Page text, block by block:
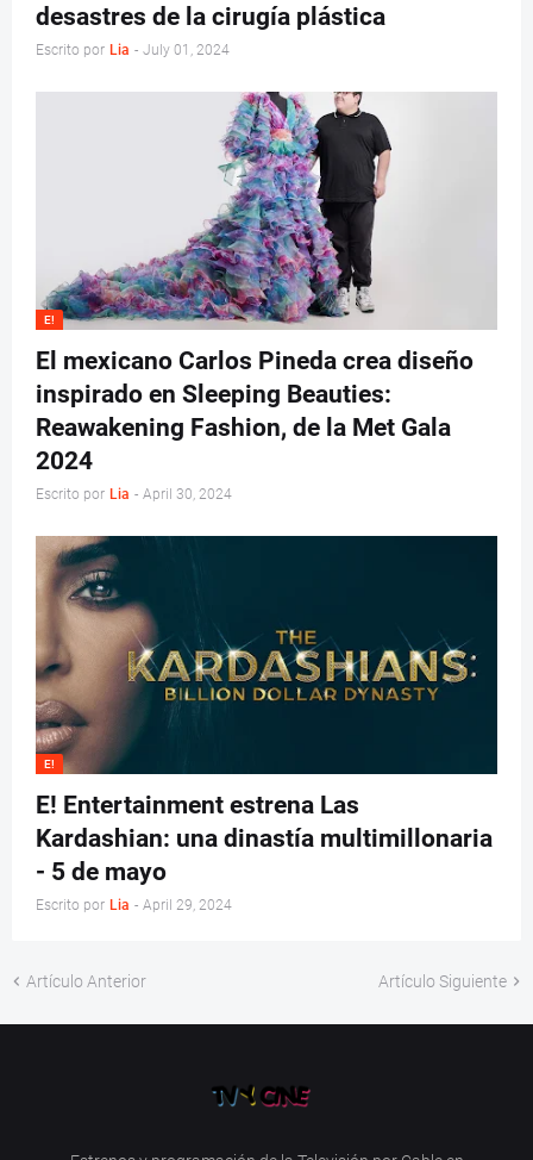
desastres de la cirugía plástica
Escrito por Lia - July 01, 2024
E!
El mexicano Carlos Pineda crea diseño
inspirado en Sleeping Beauties:
Reawakening Fashion, de la Met Gala
2024
Escrito por Lia - April 30, 2024
E!
E! Entertainment estrena Las
Kardashian: una dinastía multimillonaria
- 5 de mayo
Escrito por Lia - April 29, 2024
Artículo Anterior Artículo Siguiente